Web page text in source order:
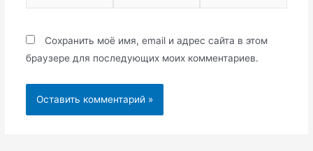
Сохранить моё имя, email и адрес сайта в этом
браузере для последующих моих комментариев.